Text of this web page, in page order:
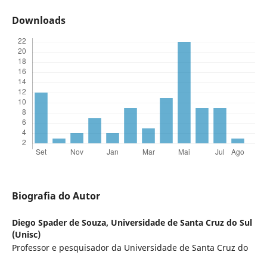
Downloads
Biografia do Autor
Diego Spader de Souza, Universidade de Santa Cruz do Sul
(Unisc)
Professor e pesquisador da Universidade de Santa Cruz do